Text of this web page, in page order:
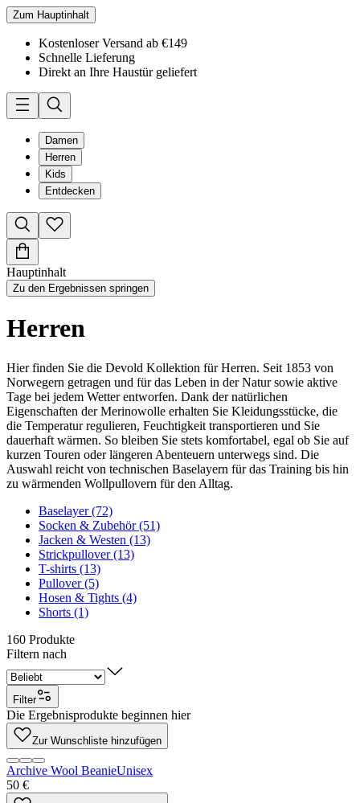
Zum Hauptinhalt
Kostenloser Versand ab €149
Schnelle Lieferung
Direkt an Ihre Haustür geliefert
Damen
Herren
Kids
Entdecken
Hauptinhalt
Zu den Ergebnissen springen
Herren
Hier finden Sie die Devold Kollektion für Herren. Seit 1853 von
Norwegern getragen und für das Leben in der Natur sowie aktive
Tage bei jedem Wetter entworfen. Dank der natürlichen
Eigenschaften der Merinowolle erhalten Sie Kleidungsstücke, die
die Temperatur regulieren, Feuchtigkeit transportieren und Sie
dauerhaft wärmen. So bleiben Sie stets komfortabel, egal ob Sie auf
kurzen Touren oder längeren Abenteuern unterwegs sind. Die
Auswahl reicht von technischen Baselayern für das Training bis hin
zu wärmenden Wollpullovern für den Alltag.
Baselayer (72)
Socken & Zubehör (51)
Jacken & Westen (13)
Strickpullover (13)
T-shirts (13)
Pullover (5)
Hosen & Tights (4)
Shorts (1)
160 Produkte
Filtern nach
Filter
Die Ergebnisprodukte beginnen hier
Zur Wunschliste hinzufügen
Archive Wool BeanieUnisex
50 €